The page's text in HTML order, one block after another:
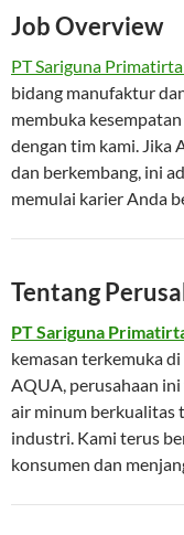
Job Overview
PT Sariguna
bidang manufaktur
membuka
dengan tim kami. Jika
dan berkembang, ini
memulai karier Anda
Tentang
PT Sariguna
kemasan terkemuka
AQUA, perusahaan
air minum berkualitas
industri. Kami terus
konsumen dan